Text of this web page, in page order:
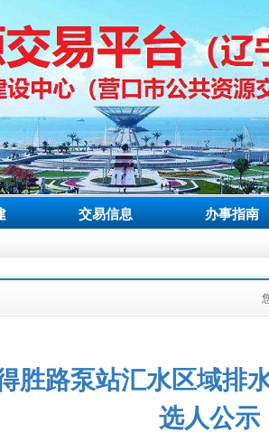
交易信息 办事指南
胜路泵站汇水区域排
选人公示